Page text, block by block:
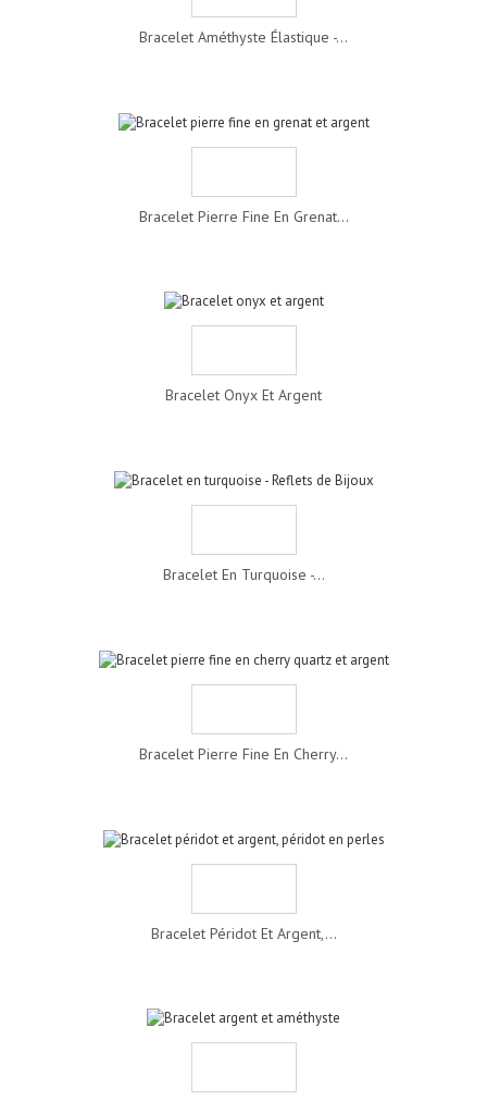
Bracelet Améthyste Élastique -...
Bracelet Pierre Fine En Grenat...
Bracelet Onyx Et Argent
Bracelet En Turquoise -...
Bracelet Pierre Fine En Cherry...
Bracelet Péridot Et Argent,...